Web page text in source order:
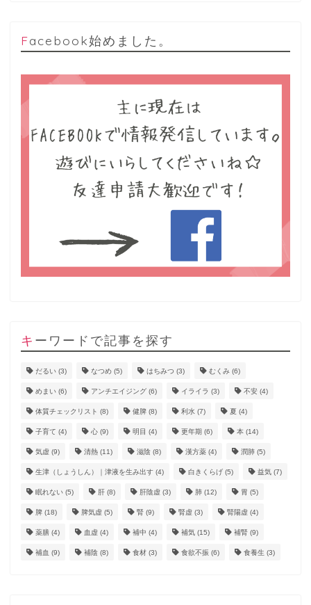
Facebook始めました。
キーワードで記事を探す
だるい (3) なつめ (5) はちみつ (3) むくみ (6)
めまい (6) アンチエイジング (6) イライラ (3) 不安 (4)
体質チェックリスト (8) 健脾 (8) 利水 (7) 夏 (4)
子育て (4) 心 (9) 明目 (4) 更年期 (6) 本 (14)
気虚 (9) 清熱 (11) 滋陰 (8) 漢方薬 (4) 潤肺 (5)
生津（しょうしん）｜津液を生み出す (4) 白きくらげ (5) 益気 (7)
眠れない (5) 肝 (8) 肝陰虚 (3) 肺 (12) 胃 (5)
脾 (18) 脾気虚 (5) 腎 (9) 腎虚 (3) 腎陽虚 (4)
薬膳 (4) 血虚 (4) 補中 (4) 補気 (15) 補腎 (9)
補血 (9) 補陰 (8) 食材 (3) 食欲不振 (6) 食養生 (3)